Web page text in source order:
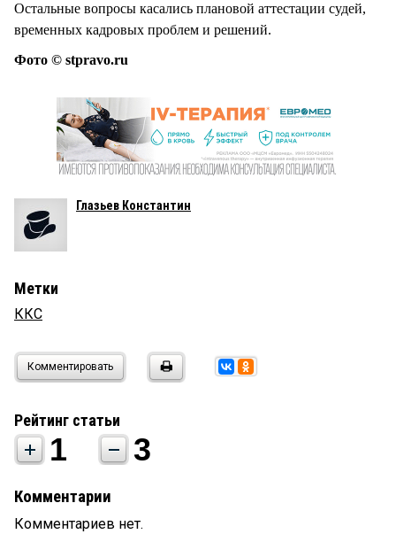
Остальные вопросы касались плановой аттестации судей,
временных кадровых проблем и решений.
Фото © stpravo.ru
Глазьев Константин
Метки
ККС
Комментировать
Рейтинг статьи
1 3
Комментарии
Комментариев нет.